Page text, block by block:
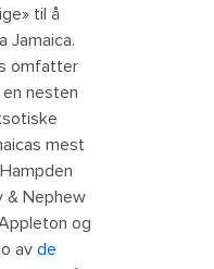
til å
Jamaica.
omfatter
nesten
mest
& Nephew
og
avde